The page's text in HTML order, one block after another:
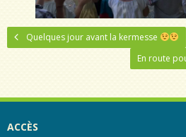
Quelques jour avant la kermesse
En route
ACCÈS